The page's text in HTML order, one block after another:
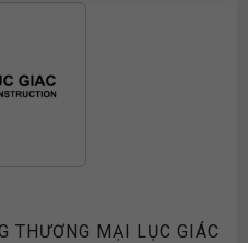
THƯƠNG MẠI LỤC GIÁC